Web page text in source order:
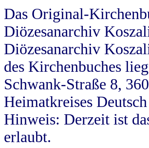
Das Original-
Diözesanarchiv
Diözesanarchiv
des Kirchenbuches
Schwank-Straße 8,
Heimatkreises
Hinweis: Derzeit ist
erlaubt.